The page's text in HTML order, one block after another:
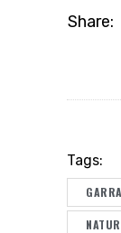
Share:
Tags: